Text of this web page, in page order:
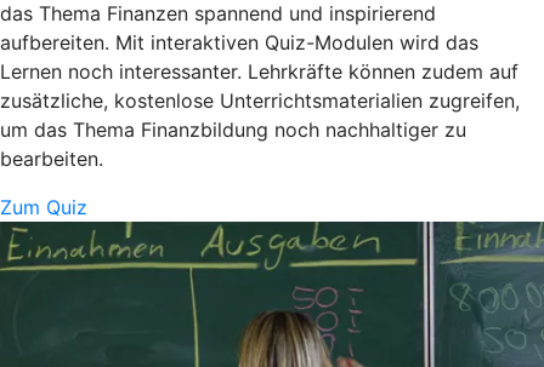
das Thema Finanzen spannend und inspirierend
aufbereiten. Mit interaktiven Quiz-Modulen wird das
Lernen noch interessanter. Lehrkräfte können zudem auf
zusätzliche, kostenlose Unterrichtsmaterialien zugreifen,
um das Thema Finanzbildung noch nachhaltiger zu
bearbeiten.
Zum Quiz